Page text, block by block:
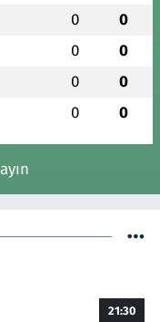
0 0
0 0
0 0
0 0
21:30